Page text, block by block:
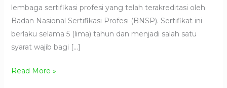
lembaga sertifikasi profesi yang telah terakreditasi oleh
Badan Nasional Sertifikasi Profesi (BNSP). Sertifikat ini
berlaku selama 5 (lima) tahun dan menjadi salah satu
syarat wajib bagi […]
Read More »